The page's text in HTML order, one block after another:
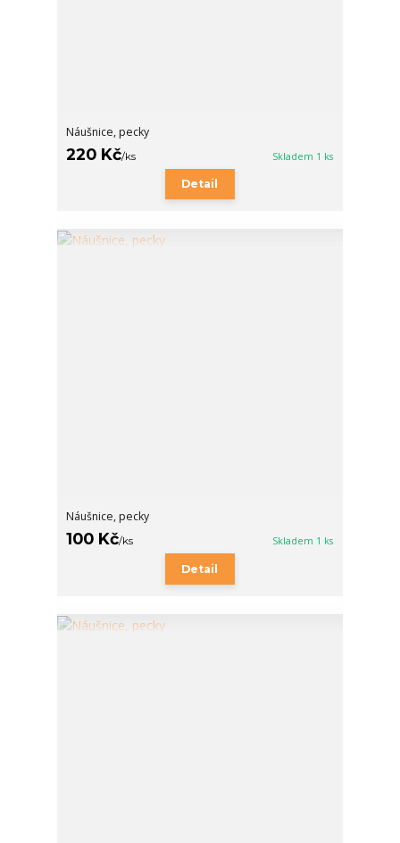
Náušnice, pecky
220 Kč/ks Skladem 1 ks
Detail
Náušnice, pecky
100 Kč/ks Skladem 1 ks
Detail